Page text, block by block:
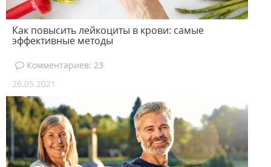
Как повысить лейкоциты в крови: самые
эффективные методы
Комментариев: 23
26.05.2021